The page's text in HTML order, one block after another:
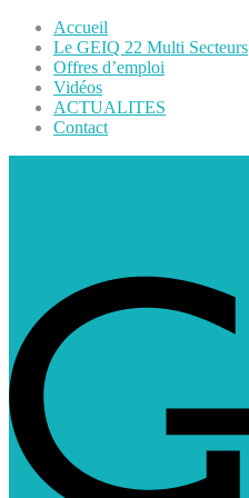
Accueil
Le GEIQ 22 Multi Secteurs
Offres d’emploi
Vidéos
ACTUALITES
Contact